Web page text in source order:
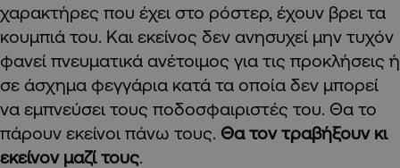
χαρακτήρες που έχει στο ρόστερ, έχουν βρει τα
κουμπιά του. Και εκείνος δεν ανησυχεί μην τυχόν
φανεί πνευματικά ανέτοιμος για τις προκλήσεις ή
σε άσχημα φεγγάρια κατά τα οποία δεν μπορεί
να εμπνεύσει τους ποδοσφαιριστές του. Θα το
πάρουν εκείνοι πάνω τους. Θα τον τραβήξουν κι
εκείνον μαζί τους